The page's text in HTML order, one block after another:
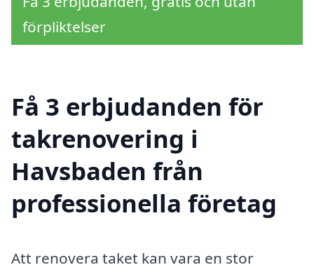
förpliktelser
Få 3 erbjudanden för
takrenovering i
Havsbaden från
professionella företag
Att renovera taket kan vara en stor